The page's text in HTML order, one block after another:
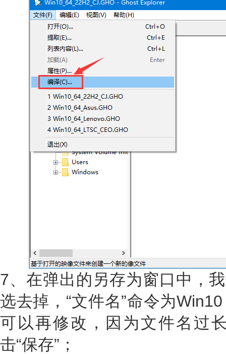
7、在弹出的另存为窗口中，
选去掉，“文件名”命令为
可以再修改，因为文件名过
击“保存”；